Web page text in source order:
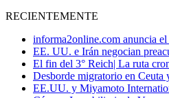
RECIENTEMENTE
informa2online.com anuncia
EE. UU. e Irán negocian
El fin del 3° Reich| La ruta
Desborde migratorio en Ceuta
EE.UU. y Miyamoto